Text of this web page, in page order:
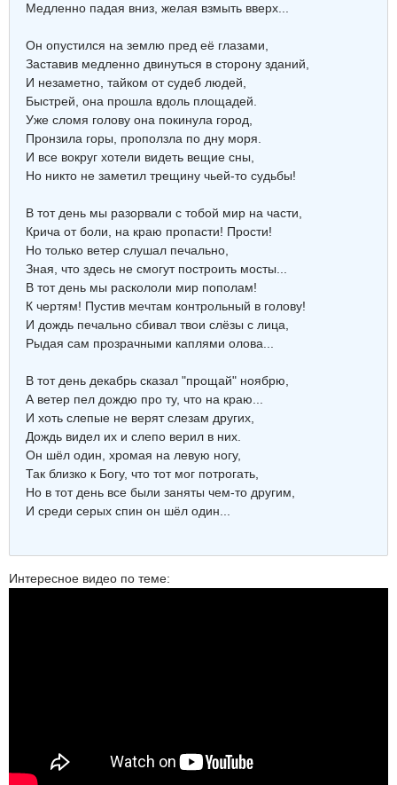
Медленно падая вниз, желая взмыть вверх...
Он опустился на землю пред её глазами,
Заставив медленно двинуться в сторону зданий,
И незаметно, тайком от судеб людей,
Быстрей, она прошла вдоль площадей.
Уже сломя голову она покинула город,
Пронзила горы, проползла по дну моря.
И все вокруг хотели видеть вещие сны,
Но никто не заметил трещину чьей-то судьбы!
В тот день мы разорвали с тобой мир на части,
Крича от боли, на краю пропасти! Прости!
Но только ветер слушал печально,
Зная, что здесь не смогут построить мосты...
В тот день мы раскололи мир пополам!
К чертям! Пустив мечтам контрольный в голову!
И дождь печально сбивал твои слёзы с лица,
Рыдая сам прозрачными каплями олова...
В тот день декабрь сказал "прощай" ноябрю,
А ветер пел дождю про ту, что на краю...
И хоть слепые не верят слезам других,
Дождь видел их и слепо верил в них.
Он шёл один, хромая на левую ногу,
Так близко к Богу, что тот мог потрогать,
Но в тот день все были заняты чем-то другим,
И среди серых спин он шёл один...
Интересное видео по теме: